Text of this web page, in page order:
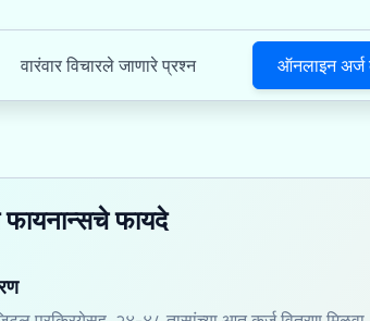
वारंवार विचारले जाणारे प्रश्न ऑनलाइन अर्ज
फायदे